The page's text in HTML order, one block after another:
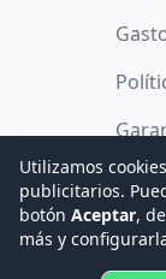
Utilizamos
publicitarios.
botón Aceptar,
más y